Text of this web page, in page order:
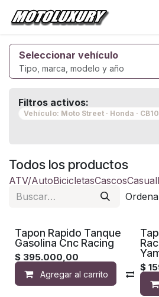
Ir al contenido
Seleccionar vehículo
Tipo, marca, modelo y año
Filtros activos:
Vehículo: Moto Street · Honda ·
Todos los productos
ATV/AutoBicicletasCascosCasual
Tapon Rapido Tanque
Gasolina Cnc Racing
$ 395.000,00
Agregar al carrito
$